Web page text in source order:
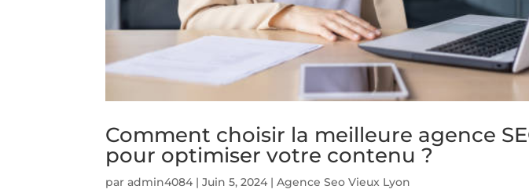
Comment choisir la meilleure agence
pour optimiser votre contenu ?
paradmin4084 |Juin 5, 2024 |Agence Seo Vieux Lyon